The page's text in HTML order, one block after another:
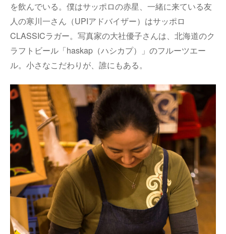
を飲んでいる。僕はサッポロの赤星、一緒に来ている友
人の寒川一さん（UPIアドバイザー）はサッポロ
CLASSICラガー。写真家の大社優子さんは、北海道のク
ラフトビール「haskap（ハシカプ）」のフルーツエー
ル。小さなこだわりが、誰にもある。